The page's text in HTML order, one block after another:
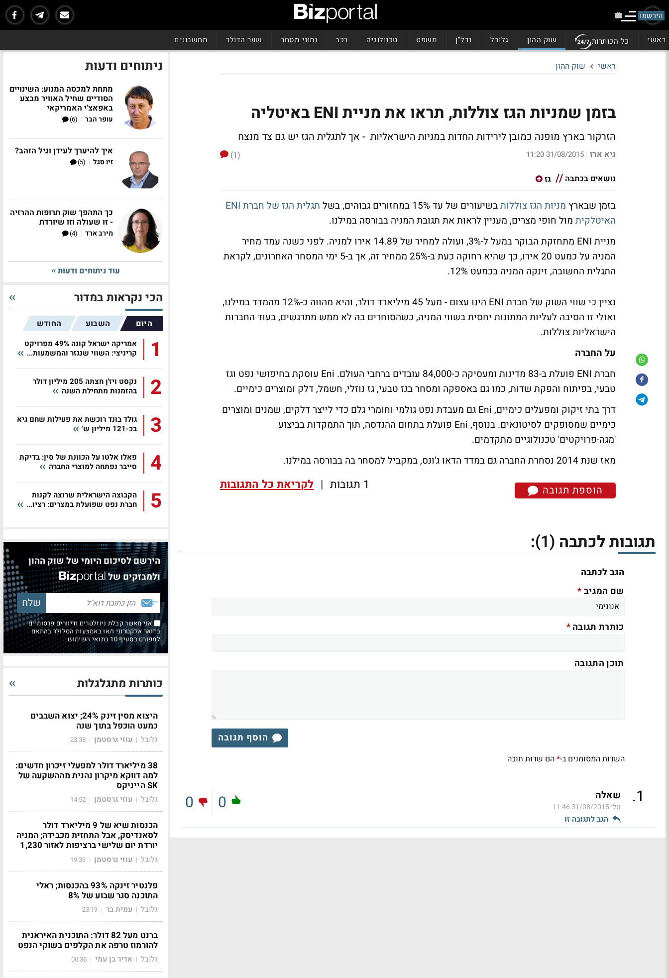
הירשמו
ראשי כל הכותרות שוק ההון גלובל נדל"ן משפט טכנולוגיה רכב נתוני מסחר שער הדולר מחשבונים
ראשי שוק ההון
בזמן שמניות הגז צוללות, תראו את מניית ENI באיטליה
הזרקור בארץ מופנה כמובן לירידות החדות במניות הישראליות - אך לתגלית הגז יש גם צד מנצח
גיא ארז |
31/08/2015 11:20
(1)
נושאים בכתבה
גז
בזמן שבארץ מניות הגז צוללותבשיעורים של עד 15% במחזורים גבוהים, בשל
תגלית הגז של חברת ENI
האיטלקית מול חופי מצרים, מעניין לראות את תגובת המניה בבורסה במילנו.
מניית ENI מתחזקת הבוקר במעל ל-3%, ועולה למחיר של 14.89 אירו למניה. לפני כשנה עמד מחיר
המניה על כמעט 20 אירו, כך שהיא רחוקה כעת ב-25% ממחיר זה, אך ב-5 ימי המסחר האחרונים, לקראת
התגלית החשובה, זינקה המניה בכמעט 12%.
נציין כי שווי השוק של חברת ENI הינו עצום - מעל 45 מיליארד דולר, והיא מהווה כ-12% מהמדד במילנו,
ואולי זו הסיבה לעליות המתונות יחסית בשווי המניה, כשהסוחרים בה לא ממש מתרגשים, בעוד החברות
הישראליות צוללות.
על החברה
חברת ENI פועלת ב-83 מדינות ומעסיקה כ-84,000 עובדים ברחבי העולם. Eni עוסקת בחיפושי נפט וגז
טבעי, בפיתוח והפקת שדות, כמו גם באספקה ומסחר בגז טבעי, גז נוזלי, חשמל, דלק ומוצרים כימיים.
דרך בתי זיקוק ומפעלים כימיים, Eni גם מעבדת נפט גולמי וחומרי גלם כדי לייצר דלקים, שמנים ומוצרים
כימיים שמסופקים לסיטונאים. בנוסף, Eni פועלת בתחום ההנדסה, תוך התמקדות בביצוע
'מגה-פרויקטים' טכנולוגיים מתקדמים.
מאז שנת 2014 נסחרת החברה גם במדד הדאו ג'ונס, במקביל למסחר בה בבורסה במילנו.
הוספת תגובה 1 תגובות | לקריאת כל התגובות
תגובות לכתבה (1)
:
הגב לכתבה
שם המגיב*
כותרת תגובה*
תוכן התגובה
הוסף תגובה
השדות המסומנים ב-*הם שדות חובה
1
. שאלה
טלי31/08/2015 11:46
הגב לתגובה זו
0
0
ניתוחים ודעות
מתחת למכסה המנוע: השינויים
הסודיים שחיל האוויר מבצע
באפאצ'י האמריקאי
עופר הבר |
(6)
איך להיערך לעידן וגיל הזהב?
זיו סגל |
(5)
כך התהפך שוק תרופות ההרזיה
- זו שעולה וזו שיורדת
מירב ארד |
(4)
עוד ניתוחים ודעות
הכי נקראות במדור
היום השבוע החודש
1
אמריקה ישראל קונה 49% מפרויקט
קריניצי: השווי שנגזר והמשמעות...
2
נקסט ויז'ן חצתה 205 מיליון דולר
בהזמנות מתחילת השנה
3
גולד בונד רוכשת את פעילות שחם גיא
בכ-121 מיליון ש'
4
פאלו אלטו על הכוונת של סין: בדיקת
סייבר נפתחה למוצרי החברה
5
הקבוצה הישראלית שרוצה לקנות
חברת נפט שפועלת במצרים: רציו...
הירשם לסיכום היומי של שוק ההון
ולמבזקים של
אני מאשר קבלת ניוזלטרים ודיוורים פרסומיים
בדואר אלקטרוני ו/או באמצעות הסלולר בהתאם
למפורט בסעיף 10 בתנאי השימוש
כותרות מתגלגלות
היצוא מסין זינק 24%; יצוא השבבים
כמעט הוכפל בתוך שנה
גלובל | עוזי גרסטמן |
23:38
38 מיליארד דולר למפעלי זיכרון חדשים:
למה דווקא מיקרון נהנית מההשקעה של
SK הייניקס
גלובל | עוזי גרסטמן |
14:52
הכנסות שיא של 9 מיליארד דולר
לסאנדיסק, אבל התחזית מכבידה; המניה
יורדת יום שלישי ברציפות לאזור 1,230
גלובל | עוזי גרסטמן |
19:39
פלנטיר זינקה 93% בהכנסות; ראלי
התוכנה סגר שבוע של 8%
גלובל | עמית בר |
23:19
ברנט מעל 82 דולר: התוכנית האיראנית
להורמוז טרפה את הקלפים בשוקי הנפט
גלובל | אדיר בן עמי |
00:36